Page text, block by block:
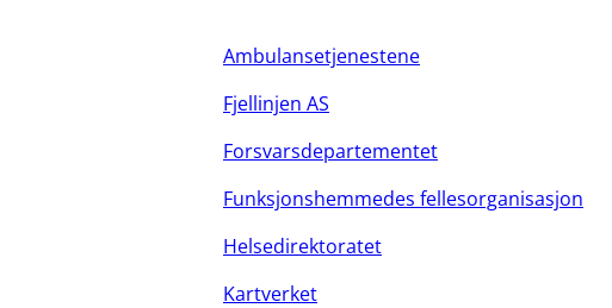
Ambulansetjenestene
Fjellinjen AS
Forsvarsdepartementet
Funksjonshemmedes fellesorganisasjon
Helsedirektoratet
Kartverket